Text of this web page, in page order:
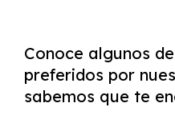
Conoce algunos
preferidos por
sabemos que te